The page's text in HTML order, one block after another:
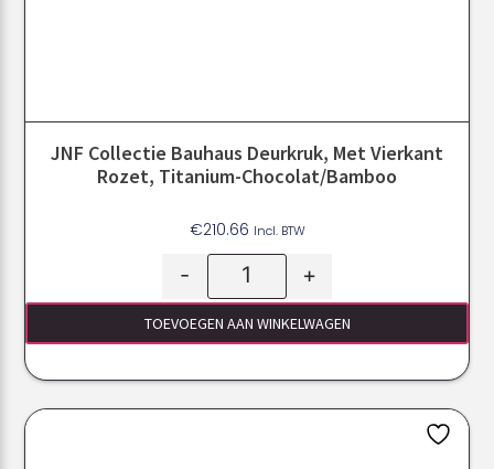
JNF Collectie Bauhaus Deurkruk, Met Vierkant
Rozet, Titanium-Chocolat/Bamboo
€210.66 Incl. BTW
- +
TOEVOEGEN AAN WINKELWAGEN